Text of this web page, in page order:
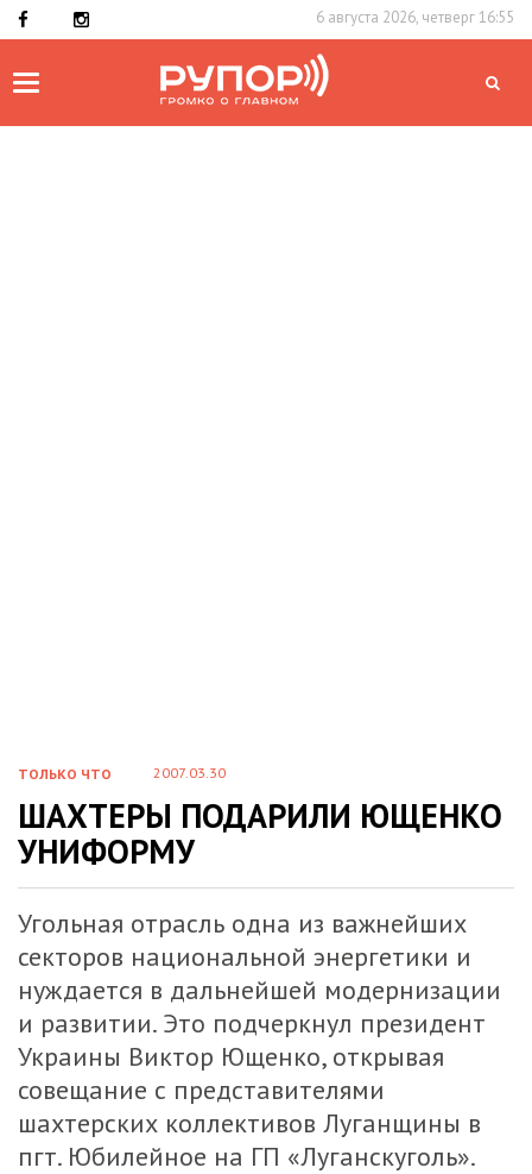
6 августа 2026, четверг 16:55
Toggle
ТОЛЬКО ЧТО 2007.03.30
ШАХТЕРЫ ПОДАРИЛИ ЮЩЕНКО
УНИФОРМУ
Угольная отрасль одна из важнейших
секторов национальной энергетики и
нуждается в дальнейшей модернизации
и развитии. Это подчеркнул президент
Украины Виктор Ющенко, открывая
совещание с представителями
шахтерских коллективов Луганщины в
пгт. Юбилейное на ГП «Луганскуголь».